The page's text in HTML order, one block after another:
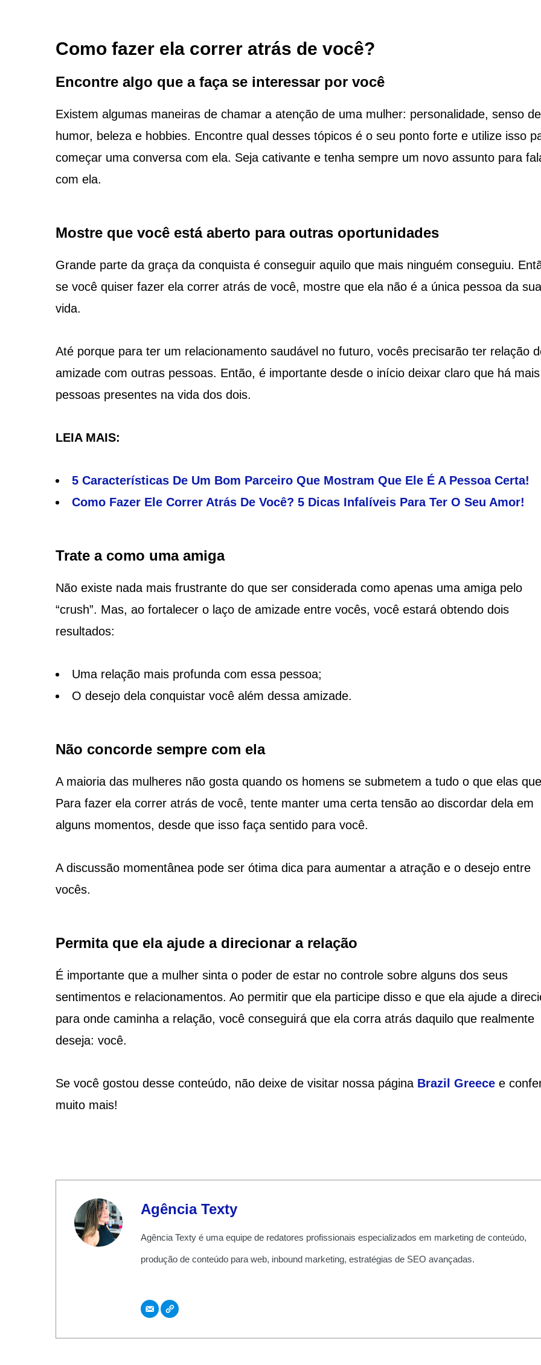
Como fazer ela correr atrás de você?
Encontre algo que a faça se interessar por você
Existem algumas maneiras de chamar a atenção de uma mulher: personalidade, senso de
humor, beleza e hobbies. Encontre qual desses tópicos é o seu ponto forte e utilize isso
começar uma conversa com ela. Seja cativante e tenha sempre um novo assunto para
com ela.
Mostre que você está aberto para outras oportunidades
Grande parte da graça da conquista é conseguir aquilo que mais ninguém conseguiu.
se você quiser fazer ela correr atrás de você, mostre que ela não é a única pessoa da sua
vida.
Até porque para ter um relacionamento saudável no futuro, vocês precisarão ter relação
amizade com outras pessoas. Então, é importante desde o início deixar claro que há mais
pessoas presentes na vida dos dois.
LEIA MAIS:
5 Características De Um Bom Parceiro Que Mostram Que Ele É A Pessoa Certa!
Como Fazer Ele Correr Atrás De Você? 5 Dicas Infalíveis Para Ter O Seu Amor!
Trate a como uma amiga
Não existe nada mais frustrante do que ser considerada como apenas uma amiga pelo
“crush”. Mas, ao fortalecer o laço de amizade entre vocês, você estará obtendo dois
resultados:
Uma relação mais profunda com essa pessoa;
O desejo dela conquistar você além dessa amizade.
Não concorde sempre com ela
A maioria das mulheres não gosta quando os homens se submetem a tudo o que elas
Para fazer ela correr atrás de você, tente manter uma certa tensão ao discordar dela em
alguns momentos, desde que isso faça sentido para você.
A discussão momentânea pode ser ótima dica para aumentar a atração e o desejo entre
vocês.
Permita que ela ajude a direcionar a relação
É importante que a mulher sinta o poder de estar no controle sobre alguns dos seus
sentimentos e relacionamentos. Ao permitir que ela participe disso e que ela ajude a
para onde caminha a relação, você conseguirá que ela corra atrás daquilo que realmente
deseja: você.
Se você gostou desse conteúdo, não deixe de visitar nossa página Brazil Greecee
muito mais!
Agência Texty
Agência Texty é uma equipe de redatores profissionais especializados em marketing de conteúdo,
produção de conteúdo para web, inbound marketing, estratégias de SEO avançadas.